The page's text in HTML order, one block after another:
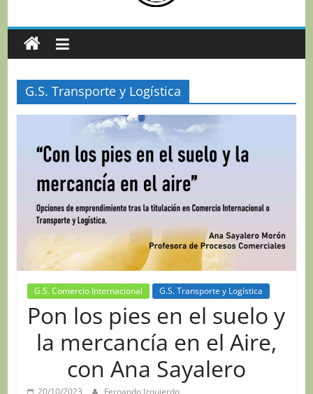
G.S. Transporte y Logística
G.S. Comercio Internacional G.S. Transporte y Logística
Pon los pies en el suelo y
la mercancía en el Aire,
con Ana Sayalero
20/10/2023 Fernando Izquierdo